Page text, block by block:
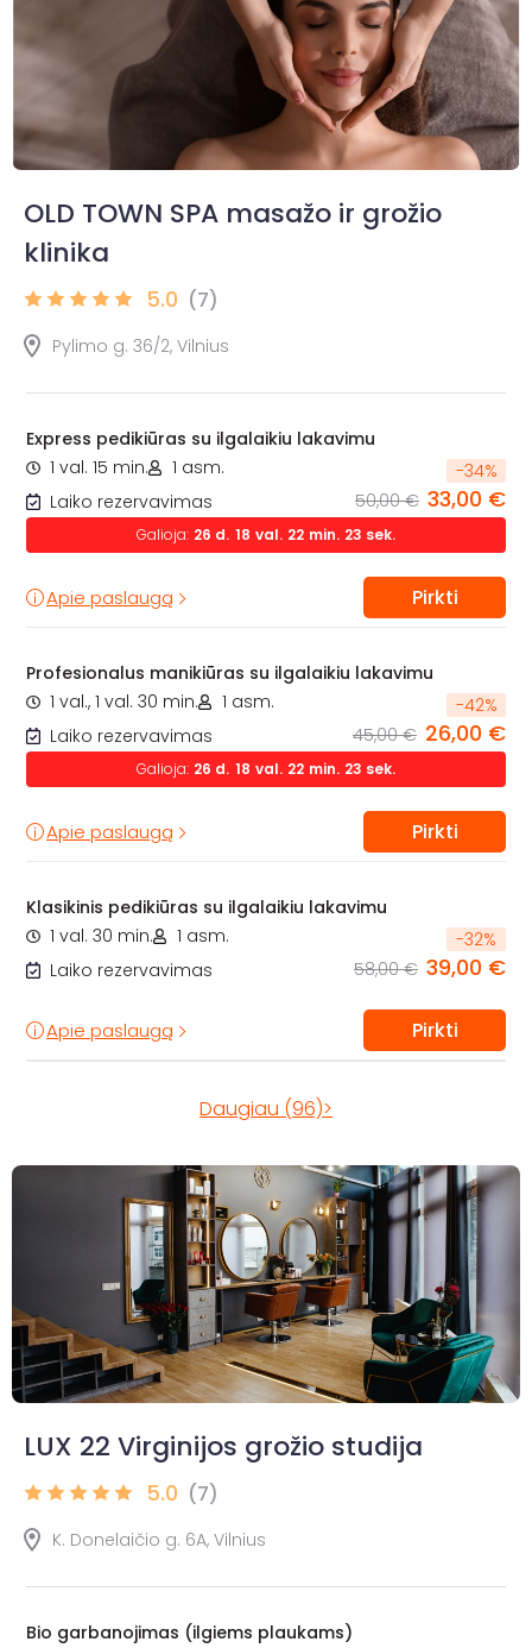
OLD TOWN SPA masažo ir grožio
klinika
5.0 (7)
Pylimo g. 36/2, Vilnius
Express pedikiūras su ilgalaikiu lakavimu
1 val. 15 min.
1 asm.
Laiko rezervavimas
-34%
50,00 € 33,00 €
Galioja: 26 d. 18 val. 22 min. 22 sek.
Apie paslaugą Pirkti
Profesionalus manikiūras su ilgalaikiu lakavimu
1 val., 1 val. 30 min.
1 asm.
Laiko rezervavimas
-42%
45,00 € 26,00 €
Galioja: 26 d. 18 val. 22 min. 22 sek.
Apie paslaugą Pirkti
Klasikinis pedikiūras su ilgalaikiu lakavimu
1 val. 30 min.
1 asm.
Laiko rezervavimas
-32%
58,00 € 39,00 €
Apie paslaugą Pirkti
Daugiau (96)>
LUX 22 Virginijos grožio studija
5.0 (7)
K. Donelaičio g. 6A, Vilnius
Bio garbanojimas (ilgiems plaukams)